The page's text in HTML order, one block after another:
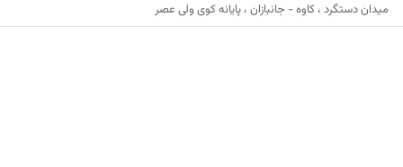
میدان دستگرد ، کاوه - جانبازان ، پایانه کوی ولی عصر